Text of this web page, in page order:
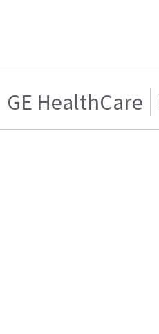
GE HealthCare